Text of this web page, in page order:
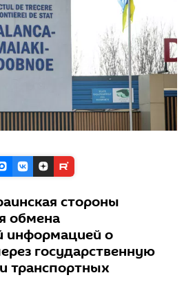
стороны
обмена
информацией о
государственную
транспортных